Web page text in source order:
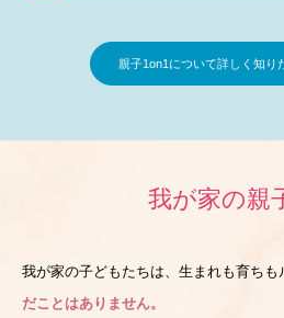
親子1on1について詳しく知り
我が家の親
我が家の子どもたちは、生まれも育ちも
だことはありません。